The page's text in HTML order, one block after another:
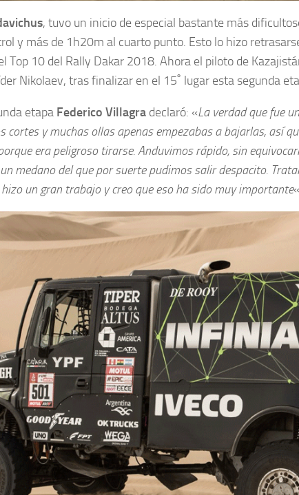
, tuvo un inicio de especial bastante más
y más de 1h20m al cuarto punto. Esto lo hizo
Top 10 del Rally Dakar 2018. Ahora el piloto de
Nikolaev, tras finalizar en el 15˚ lugar esta segunda
etapa Federico Villagra declaró: «La verdad que fue
cortes y muchas ollas apenas empezabas a bajarlas, así
era peligroso tirarse. Anduvimos rápido, sin
medano del que por suerte pudimos salir despacito.
un gran trabajo y creo que eso ha sido muy importante